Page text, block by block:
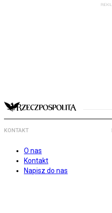
KONTAKT
O nas
Kontakt
Napisz do nas